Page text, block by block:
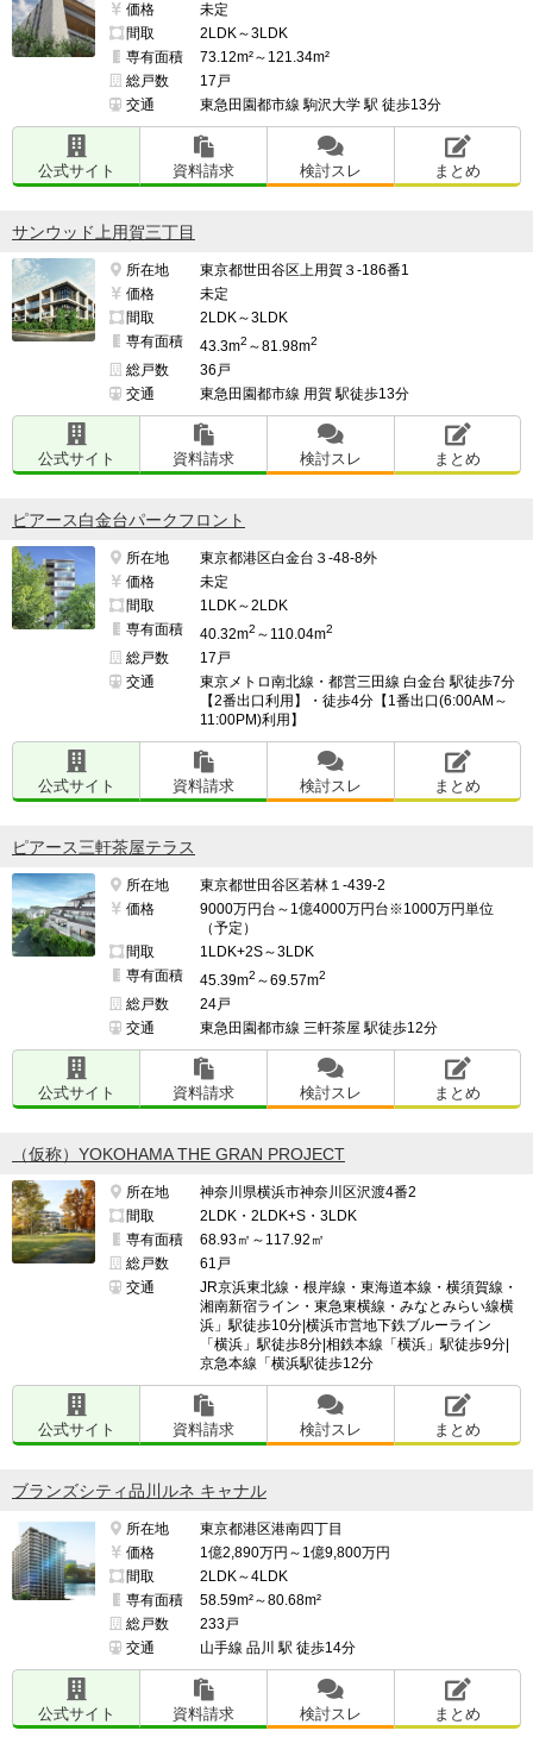
価格
未定
間取
2LDK～3LDK
専有面積
73.12m²～121.34m²
総戸数
17戸
交通
東急田園都市線 駒沢大学 駅 徒歩13分
公式サイト 資料請求 検討スレ まとめ
サンウッド上用賀三丁目
所在地
東京都世田谷区上用賀３-186番1
価格
未定
間取
2LDK～3LDK
専有面積
43.3m2 ～81.98m2
総戸数
36戸
交通
東急田園都市線 用賀 駅徒歩13分
公式サイト 資料請求 検討スレ まとめ
ピアース白金台パークフロント
所在地
東京都港区白金台３-48-8外
価格
未定
間取
1LDK～2LDK
専有面積
40.32m2 ～110.04m2
総戸数
17戸
交通
東京メトロ南北線・都営三田線 白金台 駅徒歩7分
【2番出口利用】・徒歩4分【1番出口(6:00AM～
11:00PM)利用】
公式サイト 資料請求 検討スレ まとめ
ピアース三軒茶屋テラス
所在地
東京都世田谷区若林１-439-2
価格
9000万円台～1億4000万円台※1000万円単位
（予定）
間取
1LDK+2S～3LDK
専有面積
45.39m2 ～69.57m2
総戸数
24戸
交通
東急田園都市線 三軒茶屋 駅徒歩12分
公式サイト 資料請求 検討スレ まとめ
（仮称）YOKOHAMA THE GRAN PROJECT
所在地
神奈川県横浜市神奈川区沢渡4番2
間取
2LDK・2LDK+S・3LDK
専有面積
68.93㎡～117.92㎡
総戸数
61戸
交通
JR京浜東北線・根岸線・東海道本線・横須賀線・
湘南新宿ライン・東急東横線・みなとみらい線横
浜」駅徒歩10分|横浜市営地下鉄ブルーライン
「横浜」駅徒歩8分|相鉄本線「横浜」駅徒歩9分|
京急本線「横浜駅徒歩12分
公式サイト 資料請求 検討スレ まとめ
ブランズシティ品川ルネ キャナル
所在地
東京都港区港南四丁目
価格
1億2,890万円～1億9,800万円
間取
2LDK～4LDK
専有面積
58.59m²～80.68m²
総戸数
233戸
交通
山手線 品川 駅 徒歩14分
公式サイト 資料請求 検討スレ まとめ